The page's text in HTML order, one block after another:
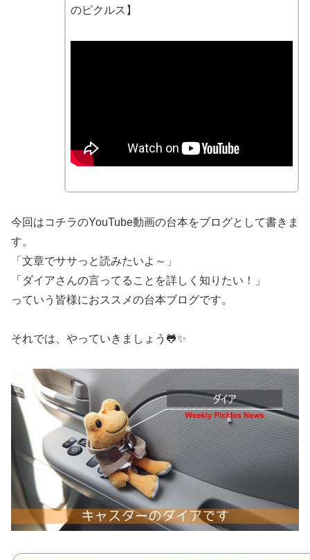
のピクルス】
今回はコチラのYouTube動画の台本をブログとして書きま
す。
「文章でササっと読みたいよ～」
「ダイアさんの言ってることを詳しく知りたい！」
っていう皆様におススメの台本ブログです。
それでは、やっていきましょう🐸✨